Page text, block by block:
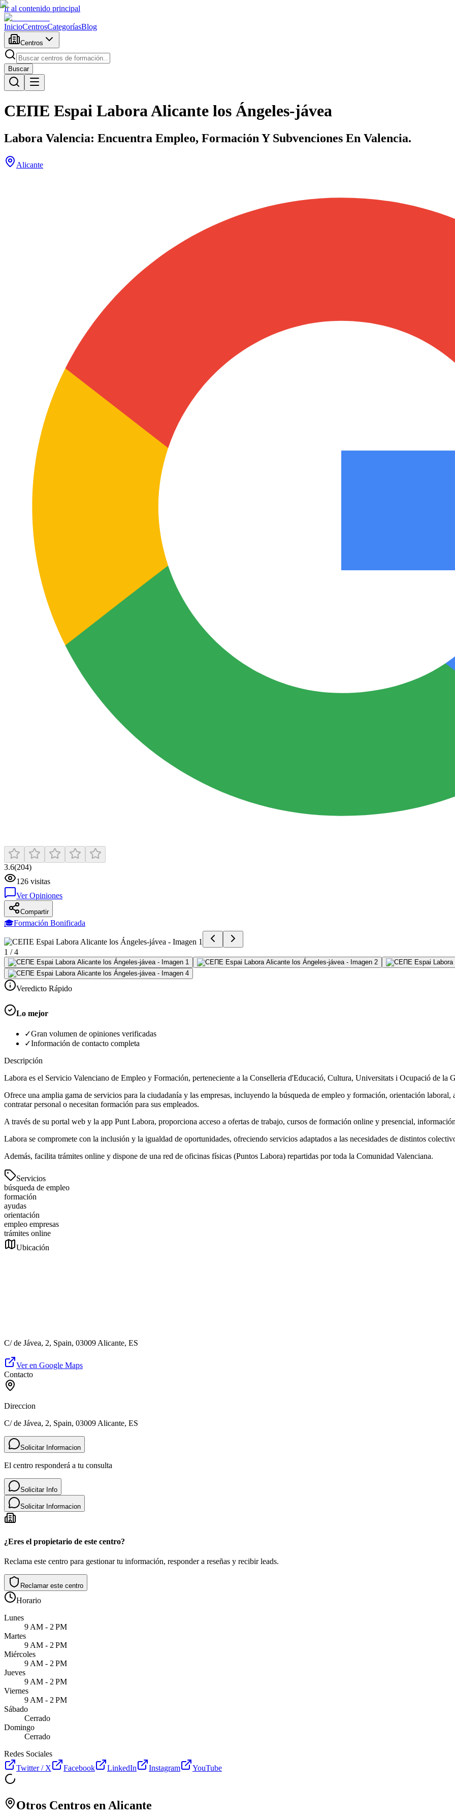
Ir al contenido principal
InicioCentrosCategoríasBlog
Centros
Buscar
СЕПЕ Espai Labora Alicante los Ángeles-jávea
Labora Valencia: Encuentra Empleo, Formación Y Subvenciones En Valencia.
Alicante
3.6(204)
126 visitas
Ver Opiniones
Compartir
🎓Formación Bonificada
1 /4
Veredicto Rápido
Lo mejor
✓Gran volumen de opiniones verificadas
✓Información de contacto completa
Descripción
Labora es el Servicio Valenciano de Empleo y Formación, perteneciente a la Conselleria d'Educació, Cultura, Universitats i Ocupació de la
Ofrece una amplia gama de servicios para la ciudadanía y las empresas, incluyendo la búsqueda de empleo y formación, orientación laboral,
contratar personal o necesitan formación para sus empleados.
A través de su portal web y la app Punt Labora, proporciona acceso a ofertas de trabajo, cursos de formación online y presencial,
Labora se compromete con la inclusión y la igualdad de oportunidades, ofreciendo servicios adaptados a las necesidades de distintos
Además, facilita trámites online y dispone de una red de oficinas físicas (Puntos Labora) repartidas por toda la Comunidad Valenciana.
Servicios
búsqueda de empleo
formación
ayudas
orientación
empleo empresas
trámites online
Ubicación
C/ de Jávea, 2, Spain, 03009 Alicante, ES
Ver en Google Maps
Contacto
Direccion
C/ de Jávea, 2, Spain, 03009 Alicante, ES
Solicitar Informacion
El centro responderá a tu consulta
Solicitar Info
Solicitar Informacion
¿Eres el propietario de este centro?
Reclama este centro para gestionar tu información, responder a reseñas y recibir leads.
Reclamar este centro
Horario
Lunes
9 AM - 2 PM
Martes
9 AM - 2 PM
Miércoles
9 AM - 2 PM
Jueves
9 AM - 2 PM
Viernes
9 AM - 2 PM
Sábado
Cerrado
Domingo
Cerrado
Redes Sociales
Twitter / X
Facebook LinkedIn Instagram YouTube
Otros Centros en Alicante